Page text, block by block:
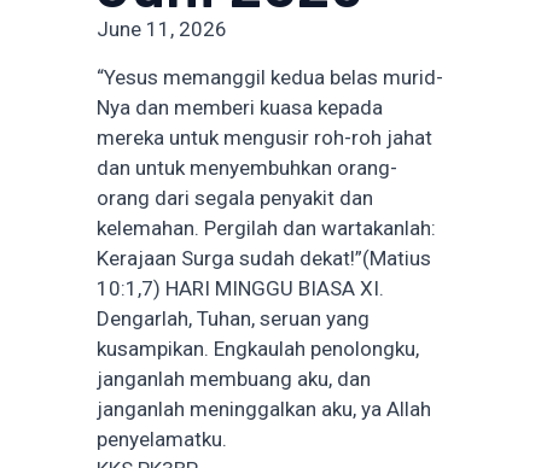
June 11, 2026
“Yesus memanggil kedua belas murid-
Nya dan memberi kuasa kepada
mereka untuk mengusir roh-roh jahat
dan untuk menyembuhkan orang-
orang dari segala penyakit dan
kelemahan. Pergilah dan wartakanlah:
Kerajaan Surga sudah dekat!”(Matius
10:1,7) HARI MINGGU BIASA XI.
Dengarlah, Tuhan, seruan yang
kusampikan. Engkaulah penolongku,
janganlah membuang aku, dan
janganlah meninggalkan aku, ya Allah
penyelamatku.